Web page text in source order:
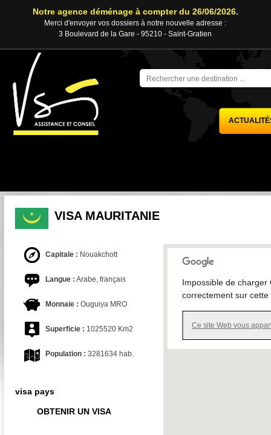
Notre agence déménage à compter du 26/06/2026.
Merci d'envoyer vos dossiers à notre nouvelle adresse :
3 Boulevard de la Gare - 95210 - Saint-Gratien
VISA MAURITANIE
Capitale : Nouakchott
Langue : Arabe, français
Monnaie : Ouguiya MRO
Superficie : 1025520 Km2
Population : 3281634 hab.
Impossible de charger
correctement sur cette
Ce site Web vous
visa pays
OBTENIR UN VISA